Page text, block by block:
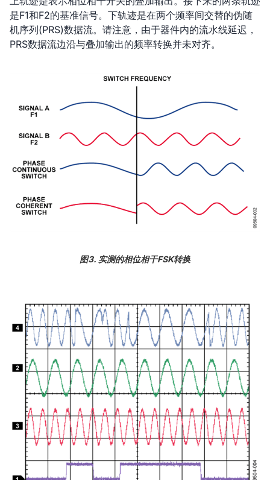
是F1和F2的基准信号。下轨迹是在两个频率间交替的伪随
机序列(PRS)数据流。请注意，由于器件内的流水线延迟，
PRS数据流边沿与叠加输出的频率转换并未对齐。
图3. 实测的相位相干FSK转换